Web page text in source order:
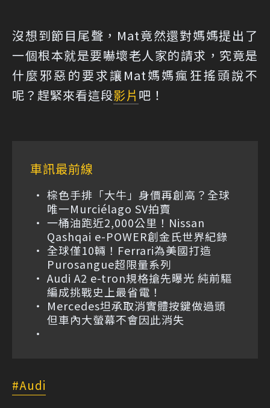
沒想到節目尾聲，Mat竟然還對媽媽提出了
一個根本就是要嚇壞老人家的請求，究竟是
什麼邪惡的要求讓Mat媽媽瘋狂搖頭說不
呢？趕緊來看這段影片 吧！
車訊最前線
棕色手排「大牛」身價再創高？全球
唯一Murciélago SV拍賣
一桶油跑近2,000公里！Nissan
Qashqai e-POWER創金氏世界紀錄
全球僅10輛！Ferrari為美國打造
Purosangue超限量系列
Audi A2 e-tron規格搶先曝光 純前驅
編成挑戰史上最省電！
Mercedes坦承取消實體按鍵做過頭
但車內大螢幕不會因此消失
Audi